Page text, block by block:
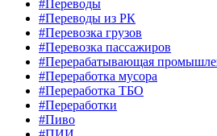
#Переводы
#Переводы из РК
#Перевозка грузов
#Перевозка пассажиров
#Перерабатывающая
#Переработка мусора
#Переработка ТБО
#Переработки
#Пиво